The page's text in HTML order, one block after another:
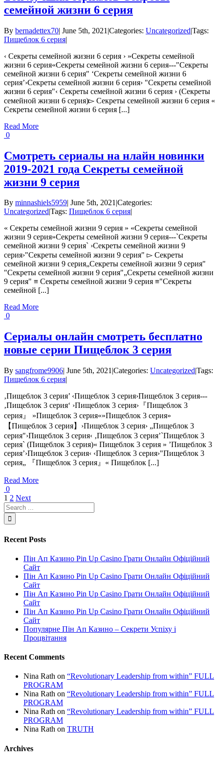
семейной жизни 6 серия
By bernadettex70| June 5th, 2021 |Categories: Uncategorized|Tags:
Пищеблок 6 серия|
‹ Секреты семейной жизни 6 серия › »Секреты семейной
жизни 6 серия«Секреты семейной жизни 6 серия---"Секреты
семейной жизни 6 серия" ‘Секреты семейной жизни 6
серия’›Секреты семейной жизни 6 серия› "Секреты семейной
жизни 6 серия"‹ Секреты семейной жизни 6 серия › (Секреты
семейной жизни 6 серия)▻ Секреты семейной жизни 6 серия «
Секреты семейной жизни 6 серия [...]
Read More
0
Смотреть сериалы на нлайн новинки
2019-2021 года Секреты семейной
жизни 9 серия
By minnashiels5959| June 5th, 2021|Categories:
Uncategorized|Tags: Пищеблок 6 серия|
« Секреты семейной жизни 9 серия » «Секреты семейной
жизни 9 серия»Секреты семейной жизни 9 серия---`Секреты
семейной жизни 9 серия` ›Секреты семейной жизни 9
серия›"Секреты семейной жизни 9 серия" ▻ Секреты
семейной жизни 9 серия„Секреты семейной жизни 9 серия"
"Секреты семейной жизни 9 серия"„Секреты семейной жизни
9 серия" ≡ Секреты семейной жизни 9 серия ≡"Секреты
семейной [...]
Read More
0
Сериалы онлайн смотреть бесплатно
новые серии Пищеблок 3 серия
By sangfrome9906| June 5th, 2021 |Categories: Uncategorized|Tags:
Пищеблок 6 серия|
‚Пищеблок 3 серия’ ‹Пищеблок 3 серия›Пищеблок 3 серия---
‚Пищеблок 3 серия‘ ›Пищеблок 3 серия›『Пищеблок 3
серия』 »Пищеблок 3 серия«»Пищеблок 3 серия»
【Пищеблок 3 серия】›Пищеблок 3 серия› „Пищеблок 3
серия"›Пищеблок 3 серия‹ ‚Пищеблок 3 серия’`Пищеблок 3
серия` (Пищеблок 3 серия)« Пищеблок 3 серия » ’Пищеблок 3
серия’›Пищеблок 3 серия‹ ‹Пищеблок 3 серия›"Пищеблок 3
серия„ 『Пищеблок 3 серия』« Пищеблок [...]
Read More
0
1 2 Next
Recent Posts
Пін Ап Казино Pin Up Casino Грати Онлайн Офіційний
Сайт
Пін Ап Казино Pin Up Casino Грати Онлайн Офіційний
Сайт
Пін Ап Казино Pin Up Casino Грати Онлайн Офіційний
Сайт
Пін Ап Казино Pin Up Casino Грати Онлайн Офіційний
Сайт
Популярне Пін Ап Казино – Секрети Успіху і
Процвітання
Recent Comments
Nina Rath on “Revolutionary Leadership from within” FULL
PROGRAM
Nina Rath on “Revolutionary Leadership from within” FULL
PROGRAM
Nina Rath on “Revolutionary Leadership from within” FULL
PROGRAM
Nina Rath on TRUTH
Archives